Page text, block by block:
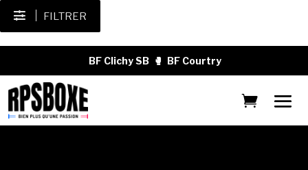
FILTRER
BF Clichy SB 🥊 BF Courtry